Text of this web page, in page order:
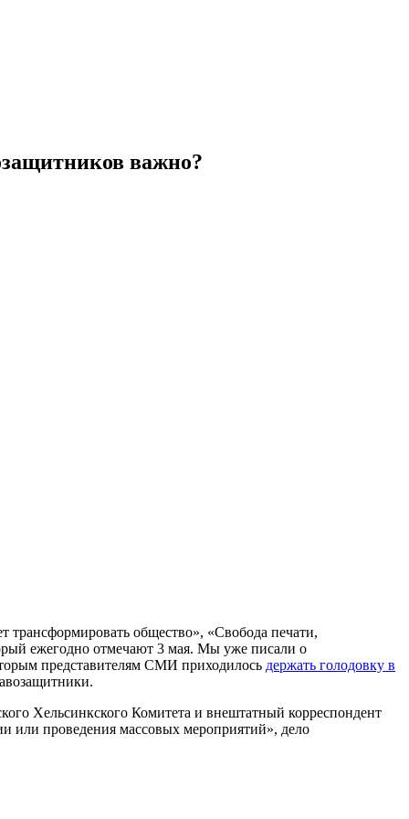
важно?
общество», «Свобода печати,
ежегодно отмечают 3 мая. Мы уже писали о
представителям СМИ приходилось держать голодовку в
Хельсинкского Комитета и внештатный корреспондент
или проведения массовых мероприятий», дело